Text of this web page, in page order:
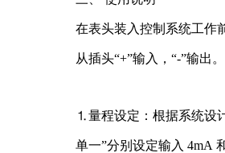
在表头装入控制系统工作
从插头“+”输入，“-”输出。
⒈量程设定：根据系统设
单一”分别设定输入 4mA